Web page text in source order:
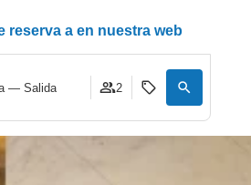
reserva a en nuestra web
— Salida 2